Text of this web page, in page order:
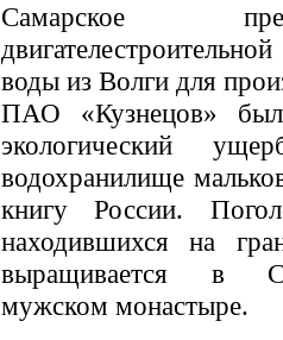
Самарское
воды из Волги для
ПАО «Кузнецов»
экологический
водохранилище
книгу России.
находившихся на
выращивается в
мужском монастыре.